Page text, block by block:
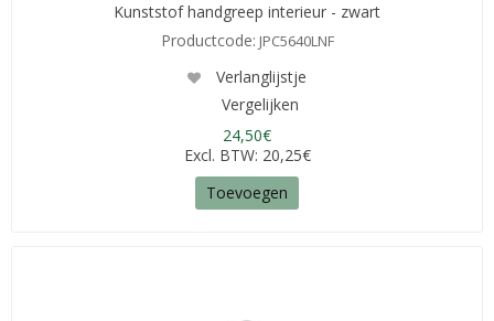
Kunststof handgreep interieur - zwart
Productcode: JPC5640LNF
Verlanglijstje
Vergelijken
24,50€
Excl. BTW: 20,25€
Toevoegen